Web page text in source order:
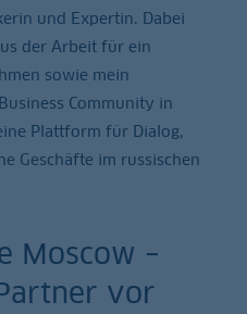
und Expertin. Dabei
der Arbeit für ein
sowie mein
Community in
Plattform für Dialog,
Geschäfte im russischen
Moscow –
vor